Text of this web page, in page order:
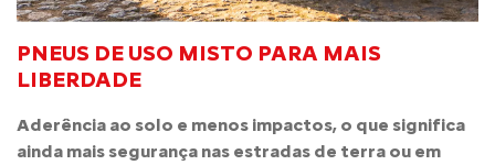
PNEUS DE USO MISTO PARA MAIS
LIBERDADE
Aderência ao solo e menos impactos, o que significa
ainda mais segurança nas estradas de terra ou em